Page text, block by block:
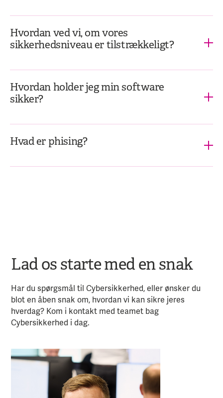
Hvordan ved vi, om vores
sikkerhedsniveau er tilstrækkeligt?
Hvordan holder jeg min software
sikker?
Hvad er phising?
Lad os starte med en snak
Har du spørgsmål til Cybersikkerhed, eller ønsker du
blot en åben snak om, hvordan vi kan sikre jeres
hverdag? Kom i kontakt med teamet bag
Cybersikkerhed i dag.